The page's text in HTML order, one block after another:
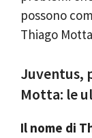
possono
Thiago
Juventus,
Motta: le
Il nome di